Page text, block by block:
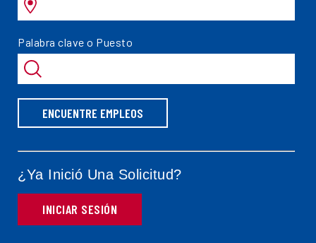
Palabra clave o Puesto
ENCUENTRE EMPLEOS
¿Ya Inició Una Solicitud?
INICIAR SESIÓN